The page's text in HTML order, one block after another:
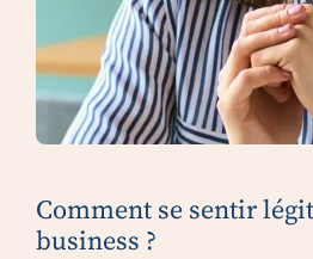
Comment se sentir
business ?